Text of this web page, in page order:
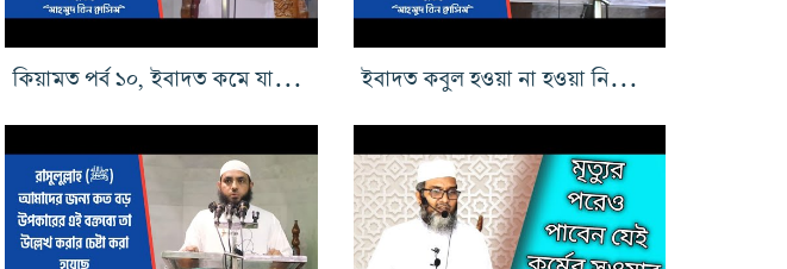
কিয়ামত পর্ব ১০, ইবাদত কমে যাওয়া কিয়ামতের একটি লক্ষণ ইবাদত কবুল হওয়া না হওয়া নিয়ে ভয় রাখা